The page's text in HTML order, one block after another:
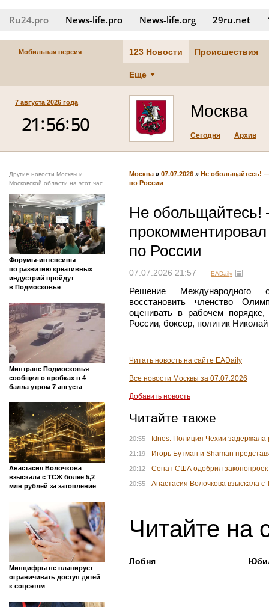
Ru24.pro News‑life.pro News‑life.org 29ru.net
Мобильная версия 123 Новости Происшествия
Еще
7 августа 2026 года Москва
Сегодня Архив
Другие новости Москвы и
Московской области на этот час
Форумы-интенсивы
по развитию креативных
индустрий пройдут
в Подмосковье
Минтранс Подмосковья
сообщил о пробках в 4
балла утром 7 августа
Анастасия Волочкова
взыскала с ТСЖ более 5,2
млн рублей за затопление
Минцифры не планирует
ограничивать доступ детей
к соцсетям
Москва » 07.07.2026 » Не обольщайтесь!
по России
Не
по России
07.07.2026 21:57 EADaily
Решение Международного
восстановить членство
оценивать в рабочем
России, боксер, политик
Читать новость на сайте EADaily
Все новости Москвы за 07.07.2026
Добавить новость
Читайте также
20:55 Idnes: Полиция Чехии задержала
21:19 Игорь Бутман и Shaman
20:12 Сенат США одобрил
20:55 Анастасия Волочкова взыскала
Читайте на
Лобня